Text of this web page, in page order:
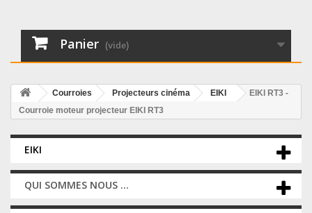
Panier (vide)
Courroies Projecteurs cinéma EIKI
EIKI RT3 -
Courroie moteur projecteur EIKI RT3
EIKI
QUI SOMMES NOUS ...